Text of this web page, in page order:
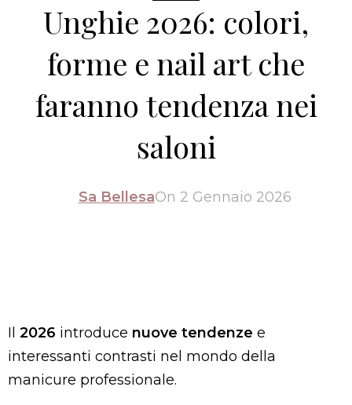
Unghie 2026: colori,
forme e nail art che
faranno tendenza nei
saloni
Sa BellesaOn 2 Gennaio 2026
Il 2026 introduce nuove tendenze e
interessanti contrasti nel mondo della
manicure professionale.